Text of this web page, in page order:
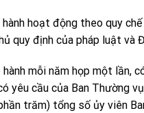
hành hoạt động theo quy
quy định của pháp luật và
hành mỗi năm họp một lần,
yêu cầu của Ban Thường
trăm) tổng số ủy viên